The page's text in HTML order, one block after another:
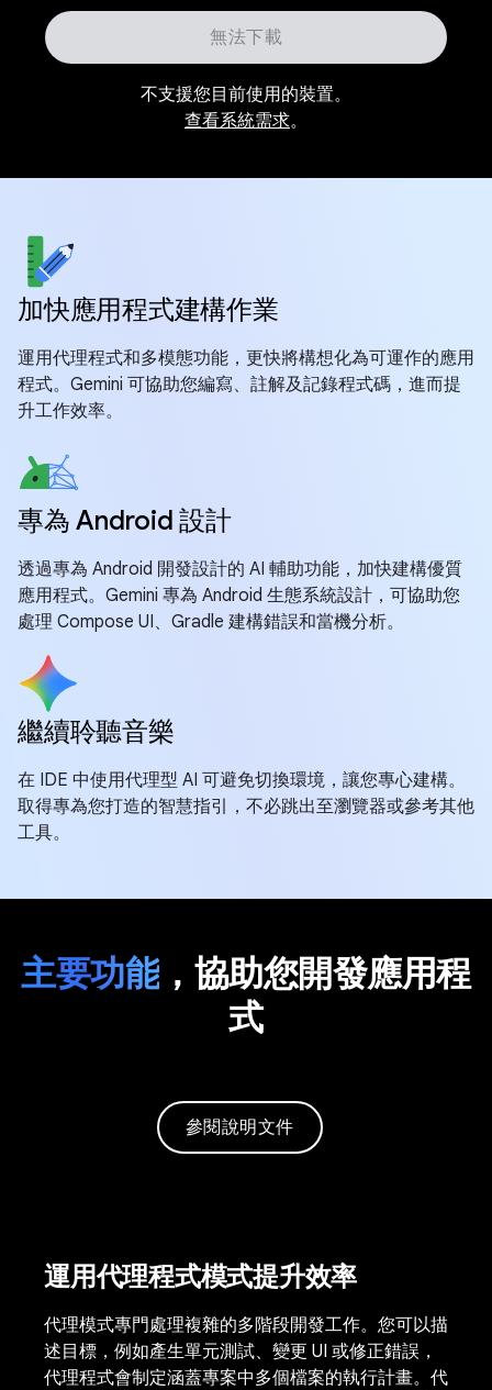
無法下載
不支援您目前使用的裝置。
查看系統需求。
加快應用程式建構作業
運用代理程式和多模態功能，更快將構想化為可運作的應用
程式。Gemini 可協助您編寫、註解及記錄程式碼，進而提
升工作效率。
專為 Android 設計
透過專為 Android 開發設計的 AI 輔助功能，加快建構優質
應用程式。Gemini 專為 Android 生態系統設計，可協助您
處理 Compose UI、Gradle 建構錯誤和當機分析。
繼續聆聽音樂
在 IDE 中使用代理型 AI 可避免切換環境，讓您專心建構。
取得專為您打造的智慧指引，不必跳出至瀏覽器或參考其他
工具。
主要功能 ，協助您開發應用程
式
參閱說明文件
運用代理程式模式提升效率
代理模式專門處理複雜的多階段開發工作。您可以描
述目標，例如產生單元測試、變更 UI 或修正錯誤，
代理程式會制定涵蓋專案中多個檔案的執行計畫。代